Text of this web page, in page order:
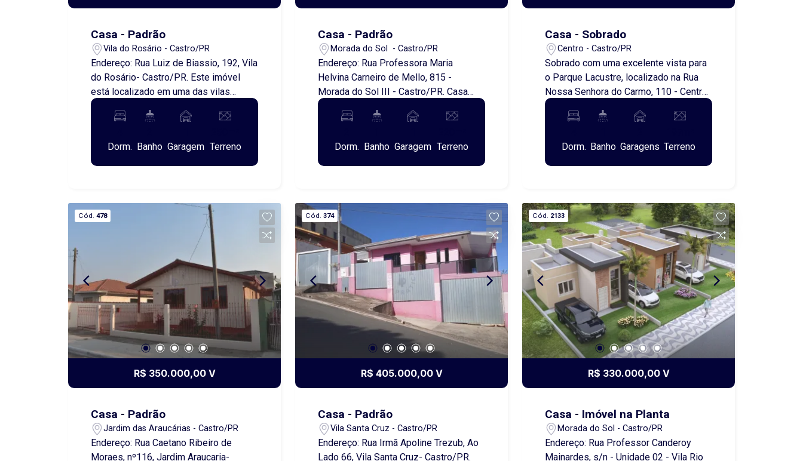
Casa - Padrão
Vila do Rosário - Castro/PR
Endereço: Rua Luiz de Biassio, 192, Vila
do Rosário- Castro/PR. Este imóvel
está localizado em uma das vilas
queridinhas da nossa querida Castro,
Para você que a tempos procura um
de conhecer esta opção, com uma
ampla área construída, toda
financiamento imobiliário. Agende uma
visita conosco!! Obs.: Além do aluguel
e encargos anunciados, é acrescido o
Seguro contra Incêndio e Vendaval
(valor sob consulta) e o Fundo de
Conservação do Imóvel (FCI)
equivalente a 5% do valor do aluguel.
Dorm. Banho Garagem Terreno
Casa - Padrão
Morada do Sol - Castro/PR
Endereço: Rua Professora Maria
Helvina Carneiro de Mello, 815 -
Morada do Sol III - Castro/PR. Casa
Nova à Venda - Enquadrada no
Programa Minha Casa Minha Vida!
tranquilo. Excelente oportunidade para
quem busca conforto e espaço! A casa
proporcionando um ambiente amplo e
aconchegante; Garagem tipo pergolado.
Além disso, possui um amplo terreno
nos fundos, ideal para construir uma
área de lazer, instalar uma piscina, fazer
um espaço gourmet ou até mesmo
ampliar a casa conforme suas
necessidades. Entre em contato para
mais informações e agende uma visita!
Dorm. Banho Garagem Terreno
Casa - Sobrado
Centro - Castro/PR
Sobrado com uma excelente vista para
o Parque Lacustre, localizado na Rua
Nossa Senhora do Carmo, 110 - Centro,
contendo 3 quartos, 1 banheiro, sala,
cozinha, lavanderia e garagem.
Dorm. Banho Garagens Terreno
Cód. 478
R$ 350.000,00 V
Casa - Padrão
Jardim das Araucárias - Castro/PR
Endereço: Rua Caetano Ribeiro de
Moraes, nº116, Jardim Araucaria-
Cód. 374
R$ 405.000,00 V
Casa - Padrão
Vila Santa Cruz - Castro/PR
Endereço: Rua Irmã Apoline Trezub, Ao
Lado 66, Vila Santa Cruz- Castro/PR.
Cód. 2133
R$ 330.000,00 V
Casa - Imóvel na Planta
Morada do Sol - Castro/PR
Endereço: Rua Professor Canderoy
Mainardes, s/n - Unidade 02 - Vila Rio